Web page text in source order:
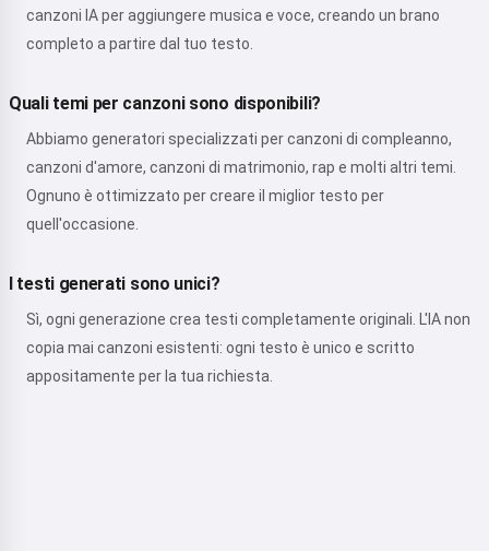
canzoni IA per aggiungere musica e voce, creando un brano
completo a partire dal tuo testo.
Quali temi per canzoni sono disponibili?
Abbiamo generatori specializzati per canzoni di compleanno,
canzoni d'amore, canzoni di matrimonio, rap e molti altri temi.
Ognuno è ottimizzato per creare il miglior testo per
quell'occasione.
I testi generati sono unici?
Sì, ogni generazione crea testi completamente originali. L'IA non
copia mai canzoni esistenti: ogni testo è unico e scritto
appositamente per la tua richiesta.